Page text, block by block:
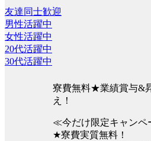
友達同士歓迎
男性活躍中
女性活躍中
20代活躍中
30代活躍中
寮費無料★業績賞与&
え！
≪今だけ限定キャン
★寮費実質無料！